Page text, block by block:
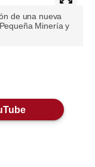
de una nueva
Minería y